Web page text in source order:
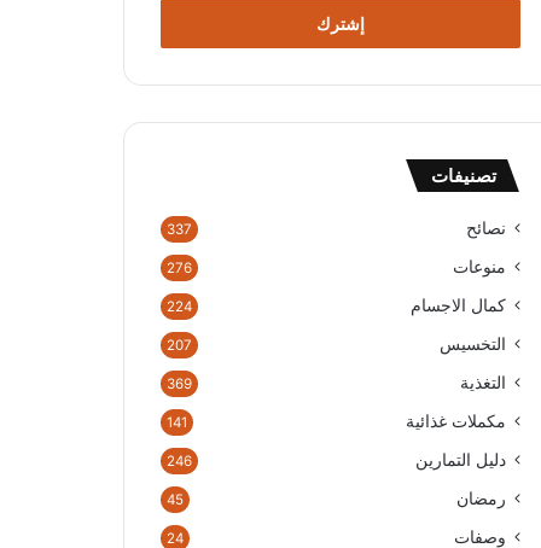
تصنيفات
نصائح 337
منوعات 276
كمال الاجسام 224
التخسيس 207
التغذية 369
مكملات غذائية 141
دليل التمارين 246
رمضان 45
وصفات 24